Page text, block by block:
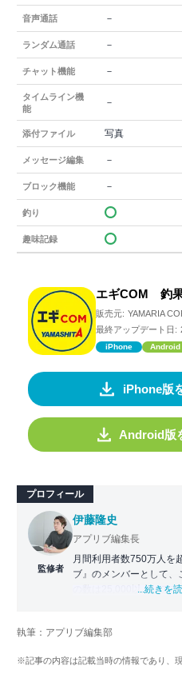
音声通話 －
ランダム通話 －
チャット機能 －
タイムライン機
能
－
添付ファイル 写真
メッセージ編集 －
ブロック機能 －
釣り
趣味記録
エギCOM 釣
販売元: YAMARIA
最終アップデート日:
iPhone Android
iPhone版
Android版
プロフィール
監修者
伊藤隆史
アプリブ編集長
月間利用者数750万人を
ブ』のメンバーとして、
の数は25,000以上。ア
化アプリの紹介）、TBS
スマホアプリ）他
...続きを
執筆：アプリブ編集部
※記事の内容は記載当時の情報であり、